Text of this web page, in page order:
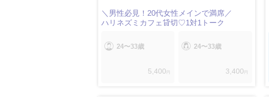
＼男性必見！20代女性メインで満席／
ハリネズミカフェ貸切♡1対1トーク
24〜33歳
5,400 円
24〜33歳
3,400 円